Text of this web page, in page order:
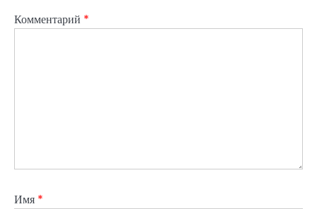
Комментарий *
Имя *